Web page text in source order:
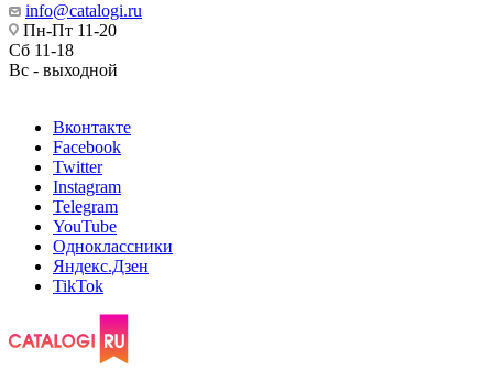
info@catalogi.ru
Пн-Пт 11-20
Сб 11-18
Вс - выходной
Вконтакте
Facebook
Twitter
Instagram
Telegram
YouTube
Одноклассники
Яндекс.Дзен
TikTok